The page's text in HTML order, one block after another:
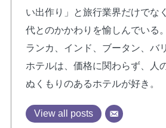
い出作り」と旅行業界だけでな
代とのかかわりを愉しんでいる
ランカ、インド、ブータン、バ
ホテルは、価格に関わらず、人
ぬくもりのあるホテルが好き。
View all posts